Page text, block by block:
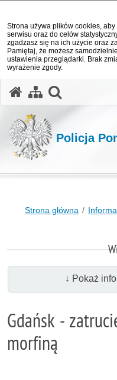
Strona używa plików cookies,
serwisu oraz do celów
zgadzasz się na ich użycie oraz
Pamiętaj, że możesz
ustawienia przeglądarki. Brak
wyrażenie zgody.
Policja
Strona główna
↓ Pokaż
Gdańsk -
morfiną